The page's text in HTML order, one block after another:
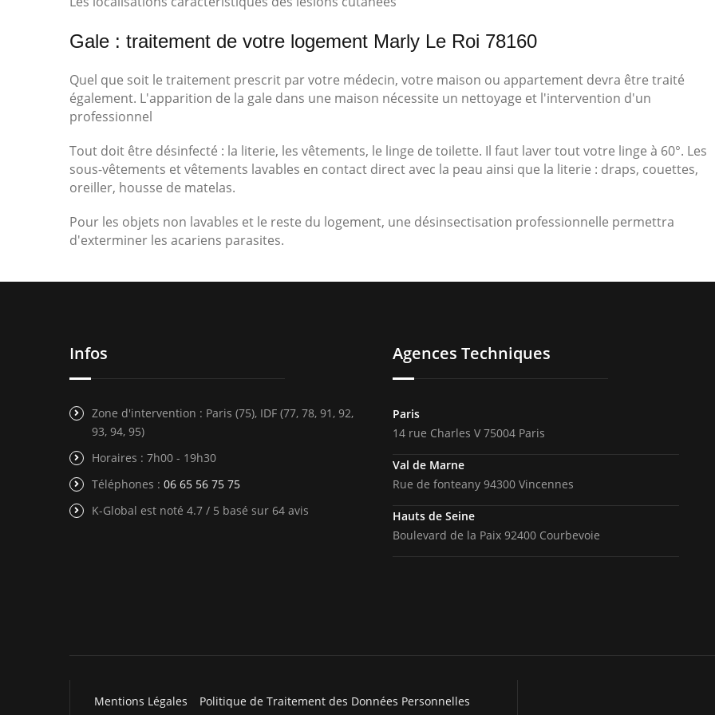
Gale : traitement de votre logement Marly Le Roi 78160
Quel que soit le traitement prescrit par votre médecin, votre maison ou appartement devra être traité
également. L'apparition de la gale dans une maison nécessite un nettoyage et l'intervention d'un
professionnel
Tout doit être désinfecté : la literie, les vêtements, le linge de toilette. Il faut laver tout votre linge à 60°. Les
sous-vêtements et vêtements lavables en contact direct avec la peau ainsi que la literie : draps, couettes,
oreiller, housse de matelas.
Pour les objets non lavables et le reste du logement, une désinsectisation professionnelle permettra
d'exterminer les acariens parasites.
Infos
Zone d'intervention : Paris (75), IDF (77, 78, 91, 92,
93, 94, 95)
Horaires : 7h00 - 19h30
Téléphones : 06 65 56 75 75
K-Global est noté 4.7 / 5 basé sur 64 avis
Agences Techniques
Paris
14 rue Charles V 75004 Paris
Val de Marne
Rue de fonteany 94300 Vincennes
Hauts de Seine
Boulevard de la Paix 92400 Courbevoie
Mentions Légales Politique de Traitement des Données Personnelles